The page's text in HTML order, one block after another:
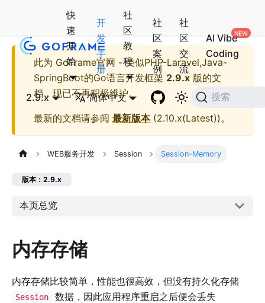
快
速
开
始
开
发
手
册
社
区
教
程
社
区
案
例
社
区
交
流
AI Vibe
Coding
2.9.x 简体中文 搜索
此为 GoFrame官网 - 类似PHP-Laravel,Java-
SpringBoot的Go语言开发框架 2.9.x 版的文
档，现已不再积极维护。
最新的文档请参阅 最新版本(2.10.x(Latest))。
WEB服务开发 Session Session-Memory
版本：2.9.x
本页总览
内存存储
内存存储比较简单，性能也很高效，但没有持久化存储
Session 数据，因此应用程序重启之后便会丢失